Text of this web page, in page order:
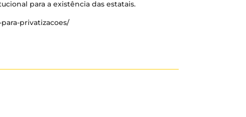
para a existência das estatais.
privatizacoes/